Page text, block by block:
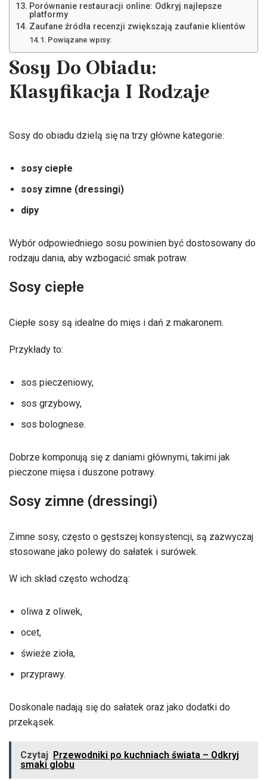
Porównanie restauracji online: Odkryj najlepsze
platformy
Zaufane źródła recenzji zwiększają zaufanie klientów
Powiązane wpisy:
Sosy Do Obiadu:
Klasyfikacja I Rodzaje
Sosy do obiadu dzielą się na trzy główne kategorie:
sosy ciepłe
sosy zimne (dressingi)
dipy
Wybór odpowiedniego sosu powinien być dostosowany do
rodzaju dania, aby wzbogacić smak potraw.
Sosy ciepłe
Ciepłe sosy są idealne do mięs i dań z makaronem.
Przykłady to:
sos pieczeniowy,
sos grzybowy,
sos bolognese.
Dobrze komponują się z daniami głównymi, takimi jak
pieczone mięsa i duszone potrawy.
Sosy zimne (dressingi)
Zimne sosy, często o gęstszej konsystencji, są zazwyczaj
stosowane jako polewy do sałatek i surówek.
W ich skład często wchodzą:
oliwa z oliwek,
ocet,
świeże zioła,
przyprawy.
Doskonale nadają się do sałatek oraz jako dodatki do
przekąsek.
Czytaj Przewodniki po kuchniach świata – Odkryj
smaki globu